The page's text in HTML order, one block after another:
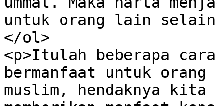
untuk orang lain
</ol>
<p>Itulah beberapa
bermanfaat untuk
muslim, hendaknya